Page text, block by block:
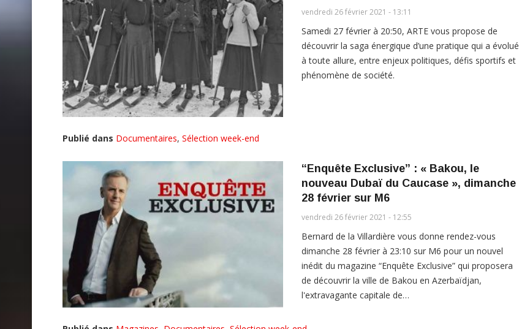
vendredi 26 février 2021 - 13:11
Samedi 27 février à 20:50, ARTE vous propose de
découvrir la saga énergique d’une pratique qui a évolué
à toute allure, entre enjeux politiques, défis sportifs et
phénomène de société.
Publié dans Documentaires, Sélection week-end
“Enquête Exclusive” : « Bakou, le
nouveau Dubaï du Caucase », dimanche
28 février sur M6
vendredi 26 février 2021 - 12:55
Bernard de la Villardière vous donne rendez-vous
dimanche 28 février à 23:10 sur M6 pour un nouvel
inédit du magazine “Enquête Exclusive” qui proposera
de découvrir la ville de Bakou en Azerbaïdjan,
l'extravagante capitale de…